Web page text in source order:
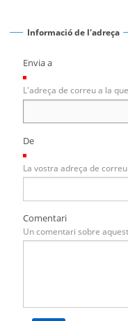
Informació de l'adreça
Envia a
L'adreça de correu a la
De
La vostra adreça de
Comentari
Un comentari sobre